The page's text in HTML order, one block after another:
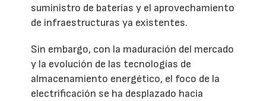
suministro de baterías y el aprovechamiento
de infraestructuras ya existentes.
Sin embargo, con la maduración del mercado
y la evolución de las tecnologías de
almacenamiento energético, el foco de la
electrificación se ha desplazado hacia